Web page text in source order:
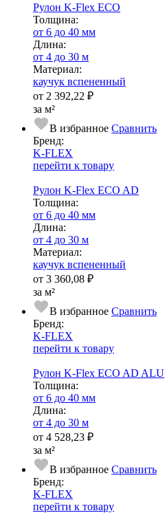
Рулон K-Flex ECO
Тол­щи­на:
от 6 до 40 мм
Длина:
от 4 до 30 м
Ма­­те­­ри­­ал:
каучук вспененный
от 2 392,22 ₽
за м²
В избранное Сравнить
Бренд:
K-FLEX
перейти к товару
Рулон K-Flex ECO AD
Тол­щи­на:
от 6 до 40 мм
Длина:
от 4 до 30 м
Ма­­те­­ри­­ал:
каучук вспененный
от 3 360,08 ₽
за м²
В избранное Сравнить
Бренд:
K-FLEX
перейти к товару
Рулон K-Flex ECO AD ALU
Тол­щи­на:
от 6 до 40 мм
Длина:
от 4 до 30 м
от 4 528,23 ₽
за м²
В избранное Сравнить
Бренд:
K-FLEX
перейти к товару